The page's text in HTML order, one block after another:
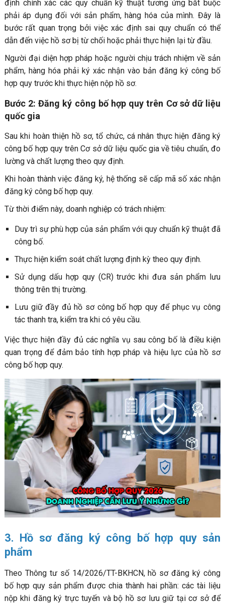
định chính xác các quy chuẩn kỹ thuật tương ứng bắt buộc
phải áp dụng đối với sản phẩm, hàng hóa của mình. Đây là
bước rất quan trọng bởi việc xác định sai quy chuẩn có thể
dẫn đến việc hồ sơ bị từ chối hoặc phải thực hiện lại từ đầu.
Người đại diện hợp pháp hoặc người chịu trách nhiệm về sản
phẩm, hàng hóa phải ký xác nhận vào bản đăng ký công bố
hợp quy trước khi thực hiện nộp hồ sơ.
Bước 2: Đăng ký công bố hợp quy trên Cơ sở dữ liệu
quốc gia
Sau khi hoàn thiện hồ sơ, tổ chức, cá nhân thực hiện đăng ký
công bố hợp quy trên Cơ sở dữ liệu quốc gia về tiêu chuẩn, đo
lường và chất lượng theo quy định.
Khi hoàn thành việc đăng ký, hệ thống sẽ cấp mã số xác nhận
đăng ký công bố hợp quy.
Từ thời điểm này, doanh nghiệp có trách nhiệm:
Duy trì sự phù hợp của sản phẩm với quy chuẩn kỹ thuật đã
công bố.
Thực hiện kiểm soát chất lượng định kỳ theo quy định.
Sử dụng dấu hợp quy (CR) trước khi đưa sản phẩm lưu
thông trên thị trường.
Lưu giữ đầy đủ hồ sơ công bố hợp quy để phục vụ công
tác thanh tra, kiểm tra khi có yêu cầu.
Việc thực hiện đầy đủ các nghĩa vụ sau công bố là điều kiện
quan trọng để đảm bảo tính hợp pháp và hiệu lực của hồ sơ
công bố hợp quy.
3. Hồ sơ đăng ký công bố hợp quy sản
phẩm
Theo Thông tư số 14/2026/TT-BKHCN, hồ sơ đăng ký công
bố hợp quy sản phẩm được chia thành hai phần: các tài liệu
nộp khi đăng ký trực tuyến và bộ hồ sơ lưu giữ tại cơ sở để